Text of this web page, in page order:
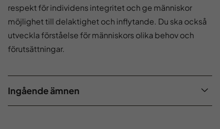
respekt för individens integritet och ge människor
möjlighet till delaktighet och inflytande. Du ska också
utveckla förståelse för människors olika behov och
förutsättningar.
Ingående ämnen